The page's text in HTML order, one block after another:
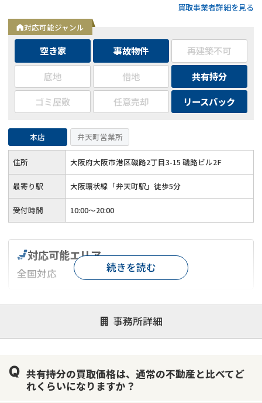
買取事業者詳細を見る
対応可能ジャンル
空き家 事故物件
再建築不可
底地
借地
共有持分
ゴミ屋敷
任意売却 リースバック
本店 弁天町営業所
住所 大阪府大阪市港区磯路2丁目3-15 磯路ビル2F
最寄り駅 大阪環状線「弁天町駅」徒歩5分
受付時間 10:00～20:00
事務所詳細
対応可能エリア
全国対応
対応が親身 オンライン面談可能
レスポンスが早い
1億円以上の買取可
続きを読む
共有持分の買取価格は、通常の不動産と比べてど
れくらいになりますか？